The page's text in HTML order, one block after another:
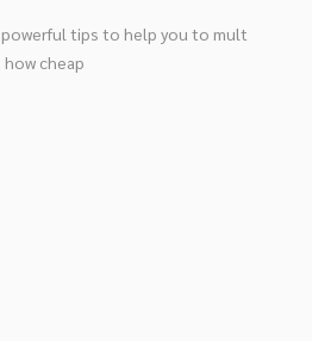
powerful tips to help you to mult
cheap